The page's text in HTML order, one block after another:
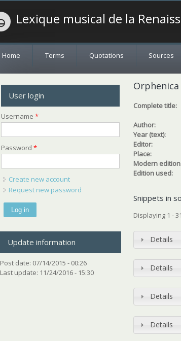
Lexique musical de la
Home Terms Quotations Sources
Orphenica
Complete title:
Author:
Year (text):
Editor:
Place:
Modern
Edition used:
Snippets in
Displaying 1 -
Details
Details
Details
Details
User login
Username*
Password*
Create new account
Request new password
Update information
Post date: 07/14/2015 - 00:26
Last update: 11/24/2016 - 15:30